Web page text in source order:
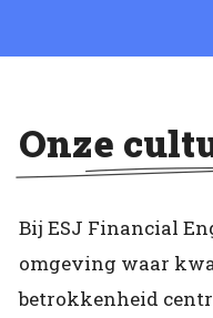
Onze
Bij ESJ Financial
omgeving waar
betrokkenheid